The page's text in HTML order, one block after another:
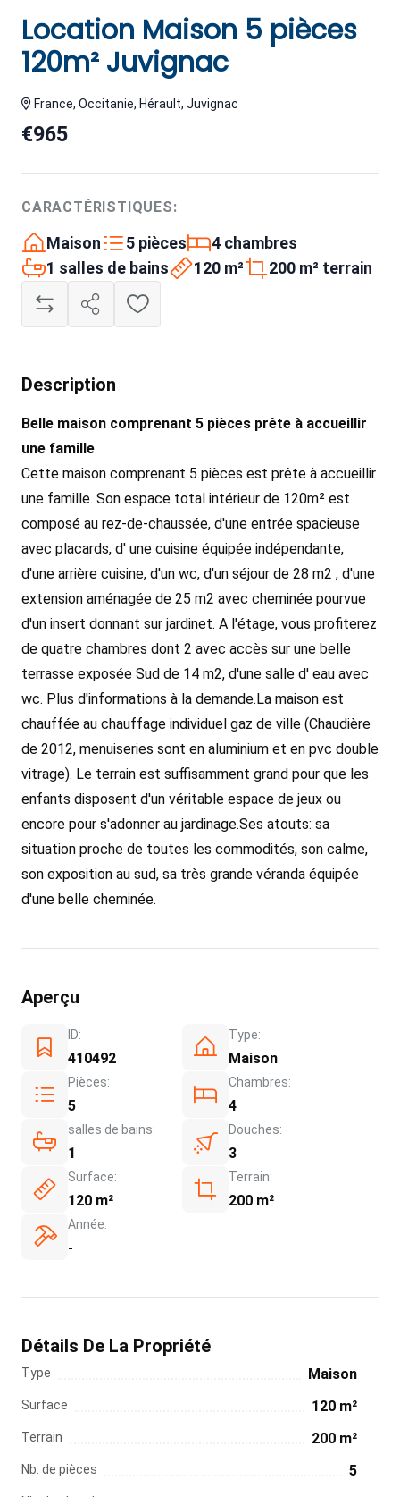
Location Maison 5 pièces
120m² Juvignac
France, Occitanie, Hérault, Juvignac
€965
CARACTÉRISTIQUES:
Maison 5 pièces
4 chambres
1 salles de bains
120 m² 200 m² terrain
Description
Belle maison comprenant 5 pièces prête à accueillir
une famille
Cette maison comprenant 5 pièces est prête à accueillir
une famille. Son espace total intérieur de 120m² est
composé au rez-de-chaussée, d'une entrée spacieuse
avec placards, d' une cuisine équipée indépendante,
d'une arrière cuisine, d'un wc, d'un séjour de 28 m2 , d'une
extension aménagée de 25 m2 avec cheminée pourvue
d'un insert donnant sur jardinet. A l'étage, vous profiterez
de quatre chambres dont 2 avec accès sur une belle
terrasse exposée Sud de 14 m2, d'une salle d' eau avec
wc. Plus d'informations à la demande.La maison est
chauffée au chauffage individuel gaz de ville (Chaudière
de 2012, menuiseries sont en aluminium et en pvc double
vitrage). Le terrain est suffisamment grand pour que les
enfants disposent d'un véritable espace de jeux ou
encore pour s'adonner au jardinage.Ses atouts: sa
situation proche de toutes les commodités, son calme,
son exposition au sud, sa très grande véranda équipée
d'une belle cheminée.
Aperçu
ID:
410492
Type:
Maison
Pièces:
5
Chambres:
4
salles de bains:
1
Douches:
3
Surface:
120 m²
Terrain:
200 m²
Année:
-
Détails De La Propriété
Type Maison
Surface 120 m²
Terrain 200 m²
Nb. de pièces 5